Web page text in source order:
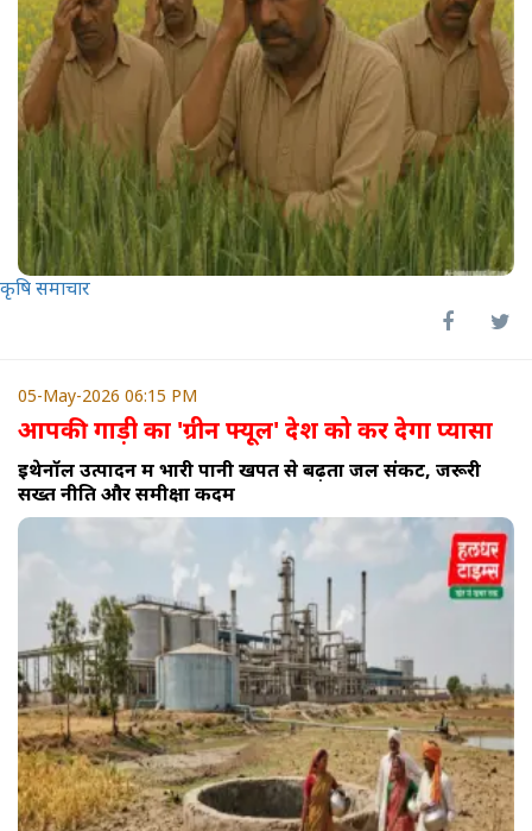
कृषि समाचार
05-May-2026 06:15 PM
आपकी गाड़ी का 'ग्रीन फ्यूल' देश को कर देगा प्यासा
इथेनॉल उत्पादन में भारी पानी खपत से बढ़ता जल संकट, जरूरी
सख्त नीति और समीक्षा कदम